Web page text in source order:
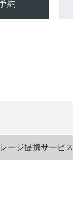
約
ージ提携サービス